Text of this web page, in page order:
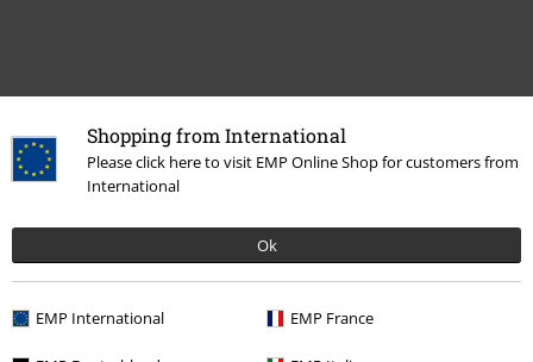
Shopping from International
Please click here to visit EMP Online Shop for customers from
International
Ok
EMP International EMP France
Altre Categorie. Altre Scelte.